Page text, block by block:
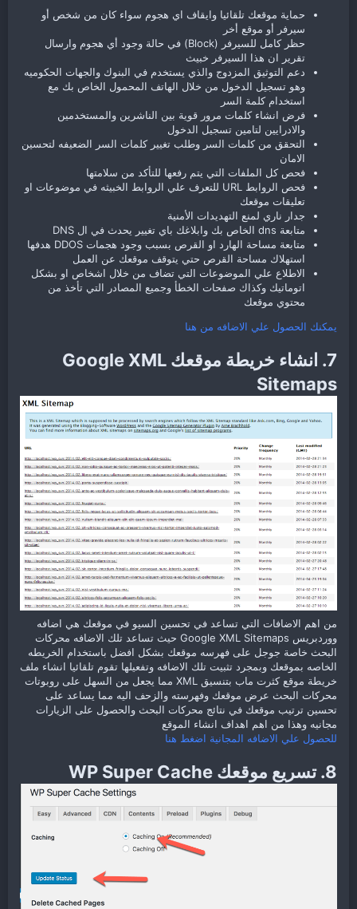
حماية موقعك تلقائيا وايقاف اي هجوم سواء كان من شخص أو
سيرفر أو موقع أخر
حظر كامل للسيرفر (Block) في حالة وجود أي هجوم وارسال
تقرير ان هذا السيرفر خبيث
دعم التوثيق المزدوج والذي يستخدم في البنوك والجهات الحكوميه
وهو تسجيل الدخول من خلال الهاتف المحمول الخاص بك مع
استخدام كلمة السر
فرض انشاء كلمات مرور قوية بين الناشرين والمستخدمين
والادرايين لتامين تسجيل الدخول
التحقق من كلمات السر وطلب تغيير كلمات السر الضعيفه لتحسين
الامان
فحص كل الملفات التي يتم رفعها للتأكد من سلامتها
فحص الروابط URL للتعرف علي الروابط الخبيثه في موضوعات او
تعليقات موقعك
جدار ناري لمنع التهديدات الأمنية
متابعة dns الخاص بك وابلاغك باي تغيير يحدث في ال DNS
متابعة مساحة الهارد او القرص بسبب وجود هجمات DDOS هدفها
استهلاك مساحة القرص حتي يتوقف موقعك عن العمل
الاطلاع علي الموضوعات التي تضاف من خلال اشخاص او بشكل
اتوماتيك وكذاك صفحات الخطأ وجميع المصادر التي تأخذ من
محتوي موقعك
يمكنك الحصول علي الاضافه من هنا
7. انشاء خريطة موقعك Google XML
Sitemaps
من اهم الاضافات التي تساعد في تحسين السيو في موقعك هي اضافه
ووردبريس Google XML Sitemaps حيث تساعد تلك الاضافه محركات
البحث خاصة جوجل على فهرسه موقعك بشكل افضل باستخدام الخريطه
الخاصه بموقعك وبمجرد تثبيت تلك الاضافه وتفعيلها تقوم تلقائيا انشاء ملف
خريطة موقع كثرت ماب بتنسيق XML مما يجعل من السهل على روبوتات
محركات البحث عرض موقعك وفهرسته والزحف اليه مما يساعد على
تحسين ترتيب موقعك في نتائج محركات البحث والحصول على الزيارات
مجانيه وهذا من اهم اهداف انشاء الموقع
للحصول علي الاضافه المجانية اضغط هنا
8. تسريع موقعك WP Super Cache